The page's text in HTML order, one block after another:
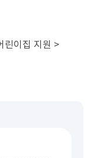
린이집 지원 >